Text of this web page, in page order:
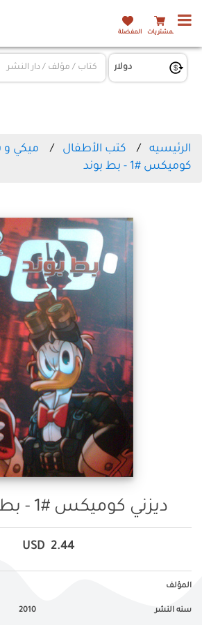
المشتريات المفضلة
الرئيسيه كتب الأطفال ميكي
كوميكس #1 - بط بوند
ديزني كوميكس #1 - بط بوند
2.44
USD
المؤلف
سنه النشر 2010